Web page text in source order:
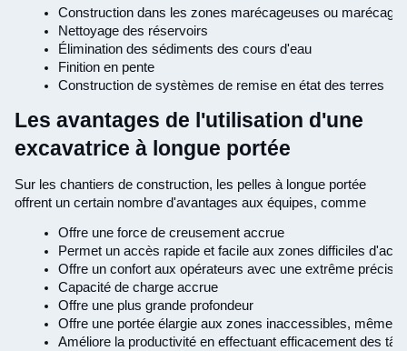
Construction dans les zones marécageuses ou
Nettoyage des réservoirs
Élimination des sédiments des cours d'eau
Finition en pente
Construction de systèmes de remise en état des terres
Les avantages de l'utilisation d'une
excavatrice à longue portée
Sur les chantiers de construction, les pelles à longue portée
offrent un certain nombre d'avantages aux équipes, comme
Offre une force de creusement accrue
Permet un accès rapide et facile aux zones difficiles
Offre un confort aux opérateurs avec une extrême
Capacité de charge accrue
Offre une plus grande profondeur
Offre une portée élargie aux zones inaccessibles, même à
Améliore la productivité en effectuant efficacement des